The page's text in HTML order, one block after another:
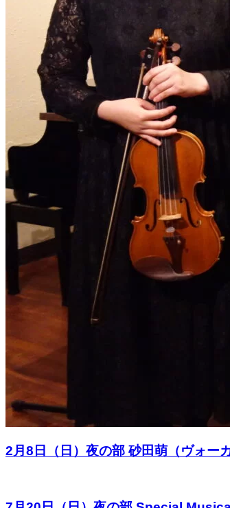
2月8日（日）夜の部 砂田萌（ヴォー